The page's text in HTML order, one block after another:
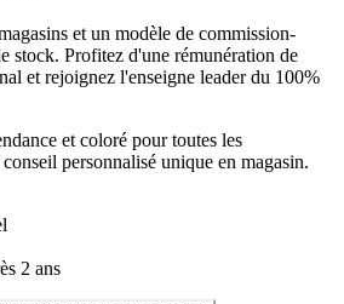
et un modèle de commission-
stock. Profitez d'une rémunération de
et rejoignez l'enseigne leader du 100%
et coloré pour toutes les
personnalisé unique en magasin.
2 ans